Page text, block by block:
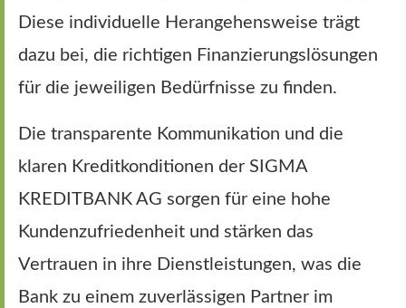
Diese individuelle Herangehensweise trägt
dazu bei, die richtigen Finanzierungslösungen
für die jeweiligen Bedürfnisse zu finden.
Die transparente Kommunikation und die
klaren Kreditkonditionen der SIGMA
KREDITBANK AG sorgen für eine hohe
Kundenzufriedenheit und stärken das
Vertrauen in ihre Dienstleistungen, was die
Bank zu einem zuverlässigen Partner im